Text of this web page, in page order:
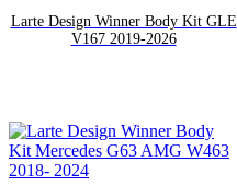
Larte Design Winner Body Kit GLE
V167 2019-2026